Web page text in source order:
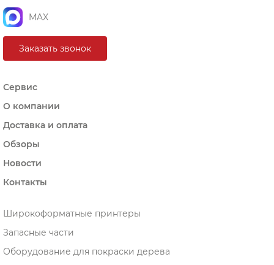
MAX
Заказать звонок
Сервис
О компании
Доставка и оплата
Обзоры
Новости
Контакты
Широкоформатные принтеры
Запасные части
Оборудование для покраски дерева